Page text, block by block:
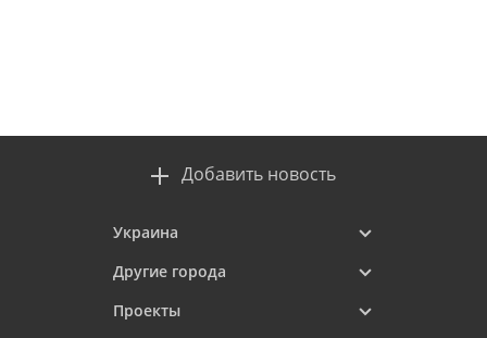
Добавить новость
Украина
Другие города
Проекты